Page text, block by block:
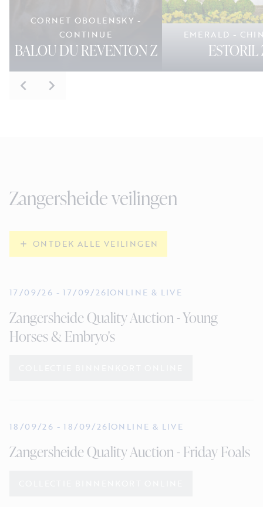
CORNET OBOLENSKY -
CONTINUE
BALOU DU REVENTON Z
EMERALD -
ESTORIL
Zangersheide veilingen
ONTDEK ALLE VEILINGEN
17/09/26 -17/09/26|ONLINE & LIVE
Zangersheide Quality Auction - Young
Horses & Embryo's
18/09/26 -18/09/26|ONLINE & LIVE
Zangersheide Quality Auction - Friday Foals